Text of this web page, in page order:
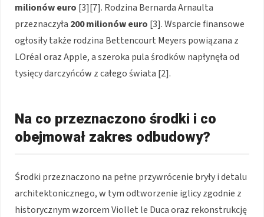
milionów euro [3][7]. Rodzina Bernarda Arnaulta
przeznaczyła 200 milionów euro [3]. Wsparcie finansowe
ogłosiły także rodzina Bettencourt Meyers powiązana z
LOréal oraz Apple, a szeroka pula środków napłynęła od
tysięcy darczyńców z całego świata [2].
Na co przeznaczono środki i co
obejmował zakres odbudowy?
Środki przeznaczono na pełne przywrócenie bryły i detalu
architektonicznego, w tym odtworzenie iglicy zgodnie z
historycznym wzorcem Viollet le Duca oraz rekonstrukcję